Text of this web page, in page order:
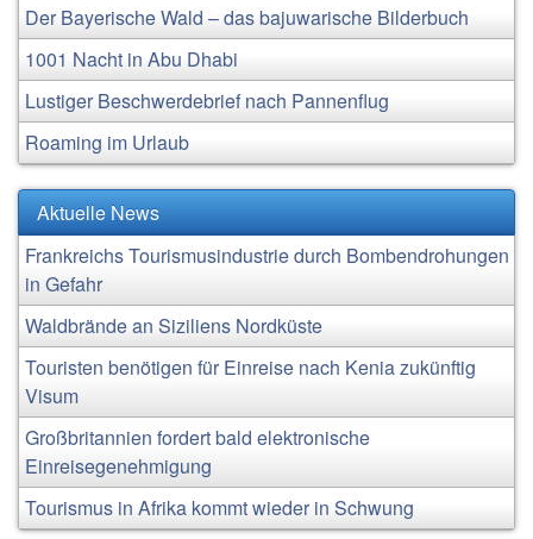
Der Bayerische Wald – das bajuwarische Bilderbuch
1001 Nacht in Abu Dhabi
Lustiger Beschwerdebrief nach Pannenflug
Roaming im Urlaub
Aktuelle News
Frankreichs Tourismusindustrie durch Bombendrohungen
in Gefahr
Waldbrände an Siziliens Nordküste
Touristen benötigen für Einreise nach Kenia zukünftig
Visum
Großbritannien fordert bald elektronische
Einreisegenehmigung
Tourismus in Afrika kommt wieder in Schwung